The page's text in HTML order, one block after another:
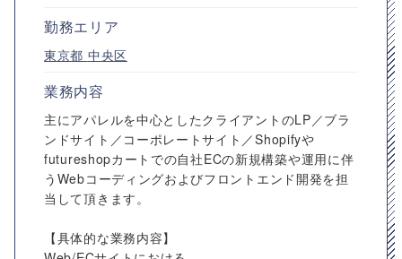
勤務エリア
東京都 中央区
業務内容
主にアパレルを中心としたクライアントのLP／ブラ
ンドサイト／コーポレートサイト／Shopifyや
futureshopカートでの自社ECの新規構築や運用に伴
うWebコーディングおよびフロントエンド開発を担
当して頂きます。
【具体的な業務内容】